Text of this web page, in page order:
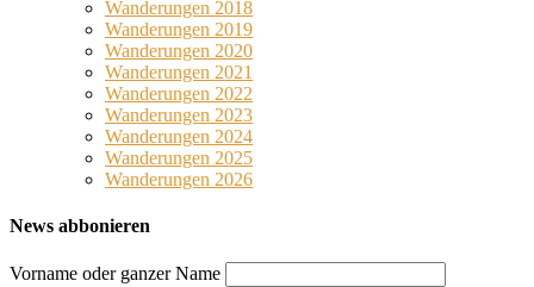
Wanderungen 2018
Wanderungen 2019
Wanderungen 2020
Wanderungen 2021
Wanderungen 2022
Wanderungen 2023
Wanderungen 2024
Wanderungen 2025
Wanderungen 2026
News abbonieren
Vorname oder ganzer Name